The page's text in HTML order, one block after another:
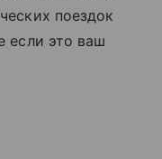
поездок
если это ваш